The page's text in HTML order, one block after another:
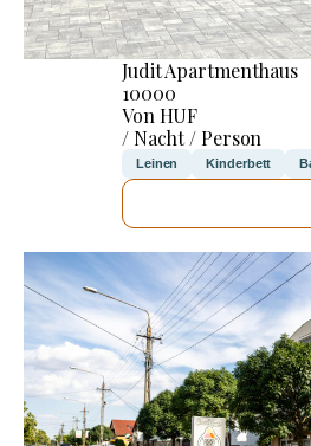
Judit Apartmenthaus
10000
Von HUF
/ Nacht / Person
Leinen Kinderbett